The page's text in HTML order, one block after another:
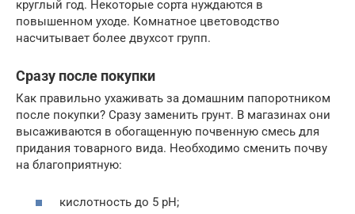
круглый год. Некоторые сорта нуждаются в
повышенном уходе. Комнатное цветоводство
насчитывает более двухсот групп.
Сразу после покупки
Как правильно ухаживать за домашним папоротником
после покупки? Сразу заменить грунт. В магазинах они
высаживаются в обогащенную почвенную смесь для
придания товарного вида. Необходимо сменить почву
на благоприятную:
кислотность до 5 pH;